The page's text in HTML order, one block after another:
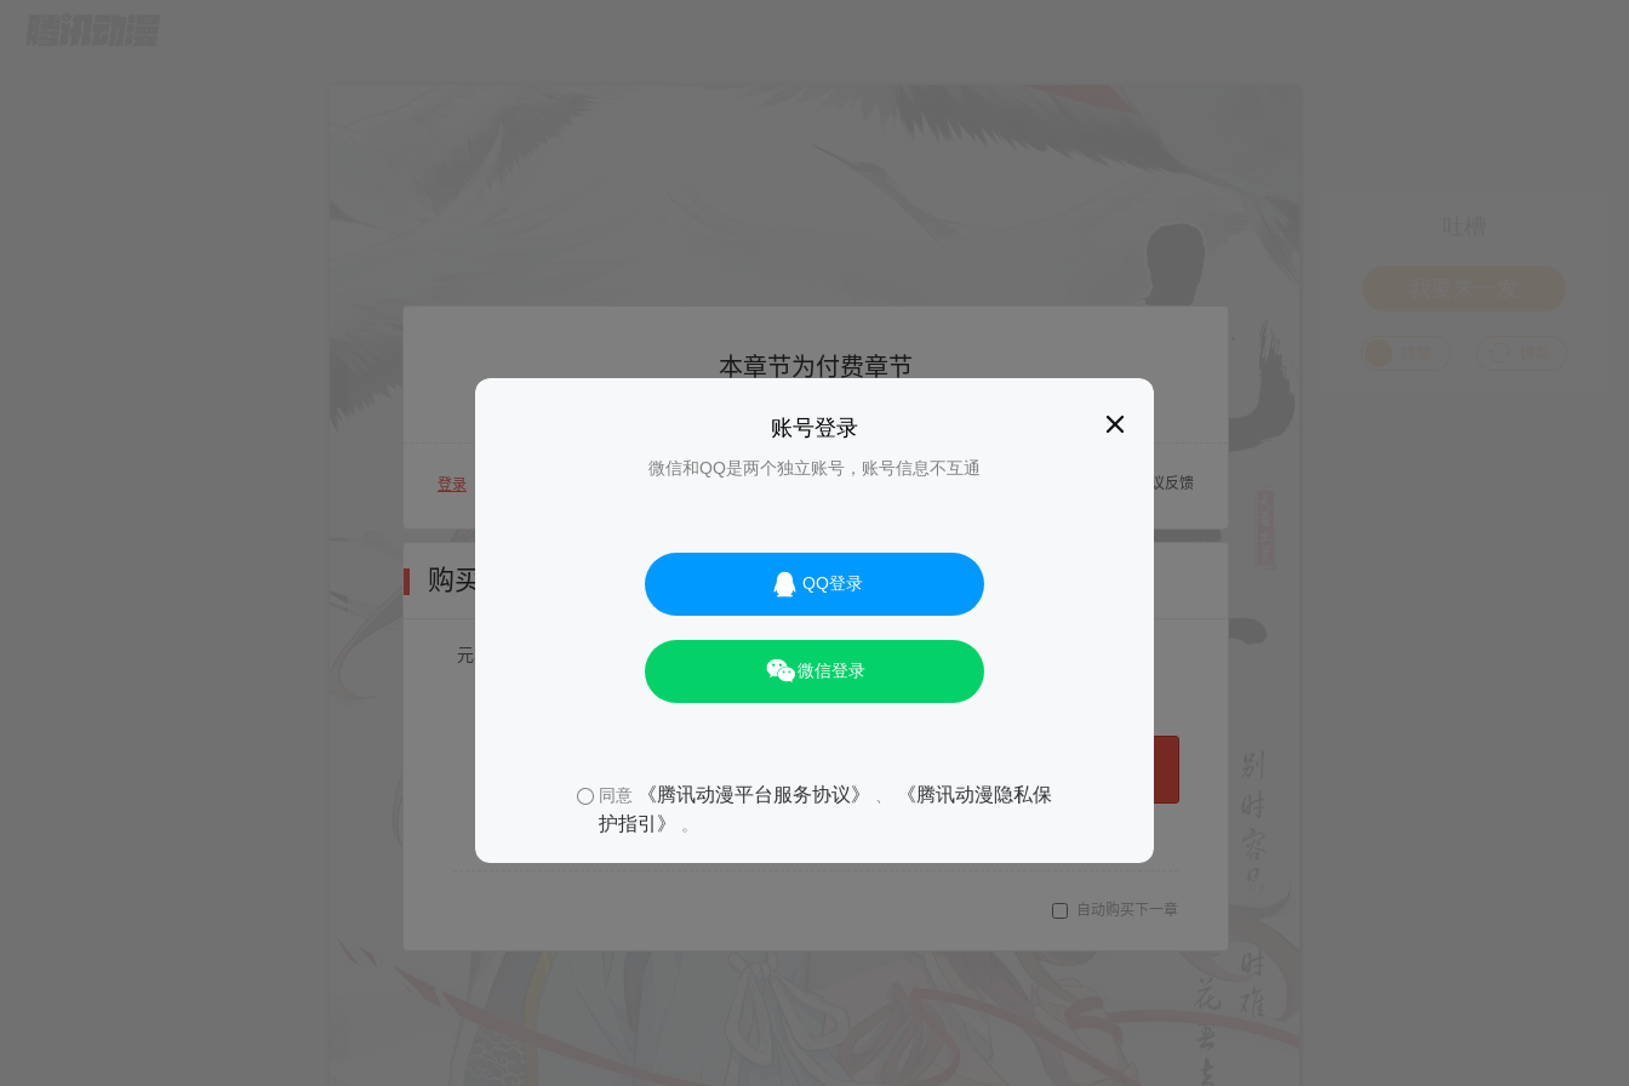
账号登录
微信和QQ是两个独立账号，账号信息不互通
QQ登录
微信登录
同意 《腾讯动漫平台服务协议》
《腾讯动漫隐私保
护指引》
。